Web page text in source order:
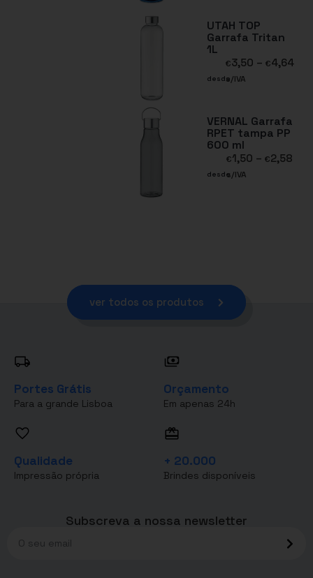
UTAH TOP
Garrafa Tritan
1L
desde
€3,50 – €4,64
s/IVA
VERNAL Garrafa
RPET tampa PP
600 ml
desde
€1,50 – €2,58
s/IVA
ver todos os produtos
Portes Grátis
Para a grande Lisboa
Orçamento
Em apenas 24h
Qualidade
Impressão própria
+ 20.000
Brindes disponíveis
Subscreva a nossa newsletter